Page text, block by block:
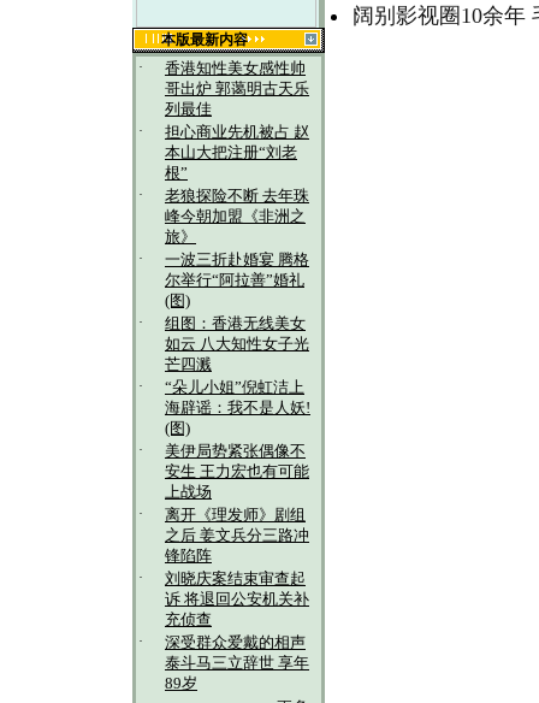
本版最新内容
·
香港知性美女感性帅
哥出炉 郭蔼明古天乐
列最佳
·
担心商业先机被占 赵
本山大把注册“刘老
根”
·
老狼探险不断 去年珠
峰今朝加盟《非洲之
旅》
·
一波三折赴婚宴 腾格
尔举行“阿拉善”婚礼
(图)
·
组图：香港无线美女
如云 八大知性女子光
芒四溅
·
“朵儿小姐”倪虹洁上
海辟谣：我不是人妖!
(图)
·
美伊局势紧张偶像不
安生 王力宏也有可能
上战场
·
离开《理发师》剧组
之后 姜文兵分三路冲
锋陷阵
·
刘晓庆案结束审查起
诉 将退回公安机关补
充侦查
·
深受群众爱戴的相声
泰斗马三立辞世 享年
89岁
阔别影视圈10余年